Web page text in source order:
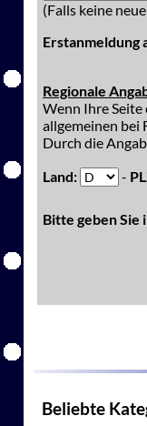
(Falls keine
Erstanmeldung
Regionale
Wenn Ihre Seite
allgemeinen bei
Durch die
Land:
-
Bitte geben Sie
Beliebte